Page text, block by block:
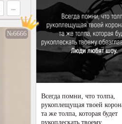
...
Всегда помни, что толпа,
рукоплещущая твоей
та же толпа, которая будет
рукоплескать твоему
№6666